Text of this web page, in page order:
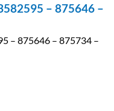
– 875646 –
– 875646 – 875734 –